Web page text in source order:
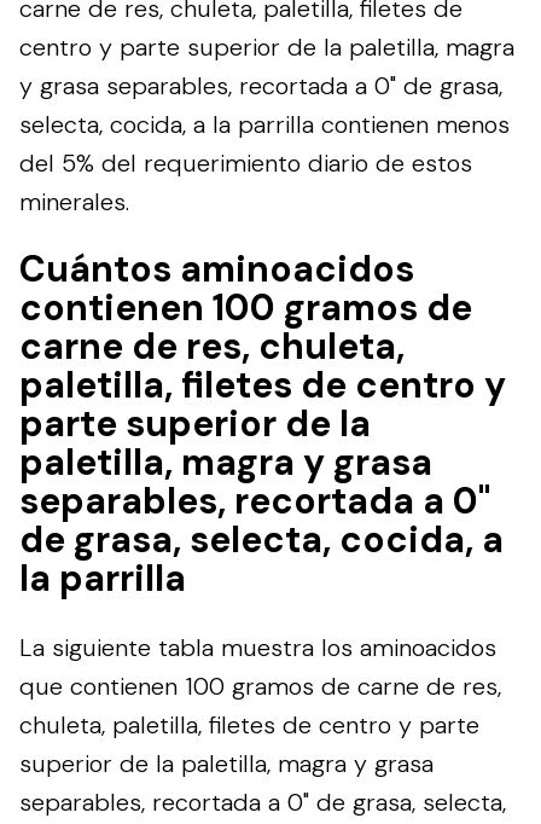
carne de res, chuleta, paletilla, filetes de
centro y parte superior de la paletilla, magra
y grasa separables, recortada a 0" de grasa,
selecta, cocida, a la parrilla contienen menos
del 5% del requerimiento diario de estos
minerales.
Cuántos aminoacidos
contienen 100 gramos de
carne de res, chuleta,
paletilla, filetes de centro y
parte superior de la
paletilla, magra y grasa
separables, recortada a 0"
de grasa, selecta, cocida, a
la parrilla
La siguiente tabla muestra los aminoacidos
que contienen 100 gramos de carne de res,
chuleta, paletilla, filetes de centro y parte
superior de la paletilla, magra y grasa
separables, recortada a 0" de grasa, selecta,